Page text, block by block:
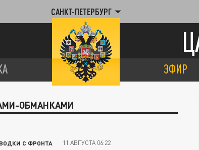
САНКТ-ПЕТЕРБУРГ
ЭФИР
ОБМАНКАМИ
С ФРОНТА 11 АВГУСТА 06:22